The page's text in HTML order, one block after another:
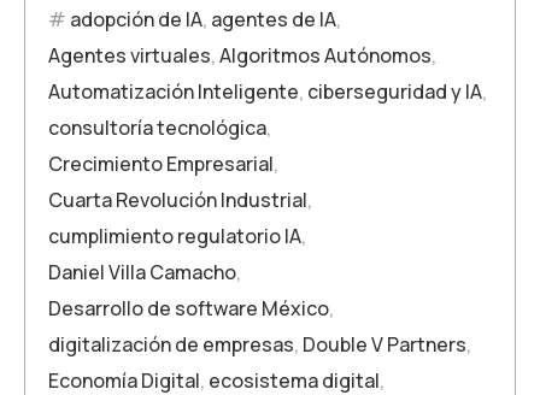
adopción de IA, agentes de IA,
Agentes virtuales,Algoritmos Autónomos,
Automatización Inteligente, ciberseguridad y IA,
consultoría tecnológica,
Crecimiento Empresarial,
Cuarta Revolución Industrial,
cumplimiento regulatorio IA,
Daniel Villa Camacho,
Desarrollo de software México,
digitalización de empresas, Double V Partners,
Economía Digital, ecosistema digital,